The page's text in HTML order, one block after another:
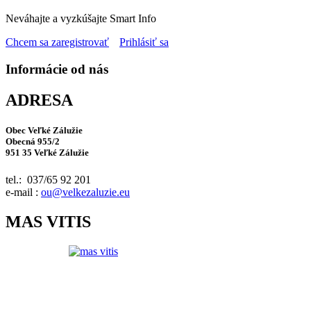
Neváhajte a vyzkúšajte Smart Info
Chcem sa zaregistrovať
Prihlásiť sa
Informácie od nás
ADRESA
Obec Veľké Zálužie
Obecná 955/2
951 35 Veľké Zálužie
tel.: 037/65 92 201
e-mail : ou@velkezaluzie.eu
MAS VITIS